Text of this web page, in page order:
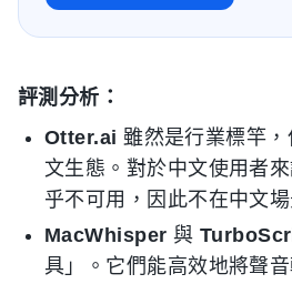
評測分析：
Otter.ai 雖然是行業標竿
文生態。對於中文使用者
乎不可用，因此不在中文
MacWhisper 與
具」。它們能高效地將聲